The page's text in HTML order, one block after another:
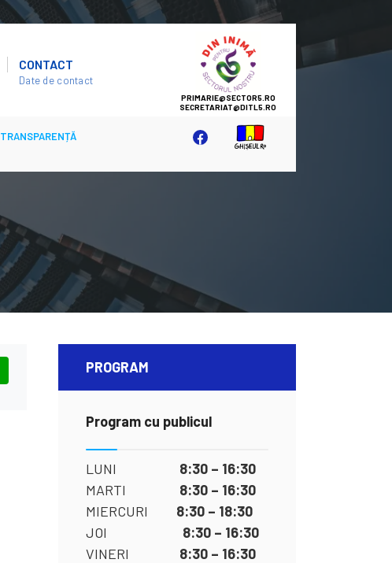
CONTACT
Date de contact
SECTOR
5
TRANSPARENȚĂ
PROGRAM
Program cu publicul
LUNI 8:30 – 16:30
MARTI 8:30 – 16:30
MIERCURI 8:30 – 18:30
JOI 8:30 – 16:30
VINERI 8:30 – 16:30